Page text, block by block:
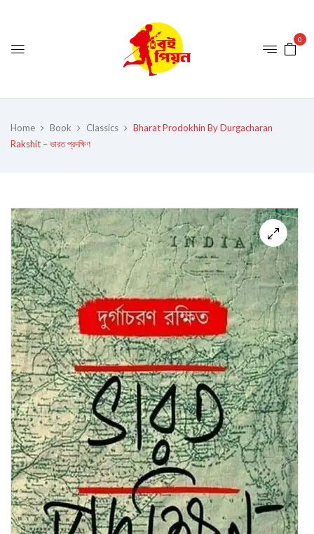
0
Home Book Classics
Bharat Prodokhin By Durgacharan
Rakshit – ভারত প্রদক্ষিণ